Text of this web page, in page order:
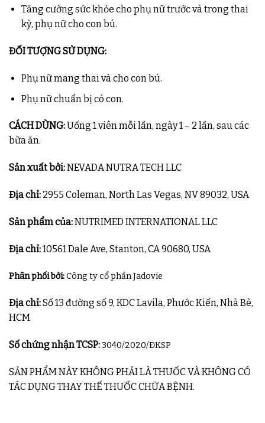
Tăng cường sức khỏe cho phụ nữ trước và trong thai
kỳ, phụ nữ cho con bú.
ĐỐI TƯỢNG SỬ DỤNG:
Phụ nữ mang thai và cho con bú.
Phụ nữ chuẩn bị có con.
CÁCH DÙNG:Uống 1 viên mỗi lần, ngày 1 – 2 lần, sau các
bữa ăn.
Sản xuất bởi:NEVADA NUTRA TECH LLC
Địa chỉ: 2955 Coleman, North Las Vegas, NV 89032, USA
Sản phẩm của:NUTRIMED INTERNATIONAL LLC
Địa chỉ:10561 Dale Ave, Stanton, CA 90680, USA
Phân phối bởi:Công ty cổ phần Jadovie
Địa chỉ:Số 13 đường số 9, KDC Lavila, Phước Kiển, Nhà Bè,
HCM
Số chứng nhận TCSP:3040/2020/ĐKSP
SẢN PHẨM NÀY KHÔNG PHẢI LÀ THUỐC VÀ KHÔNG CÓ
TÁC DỤNG THAY THẾ THUỐC CHỮA BỆNH.